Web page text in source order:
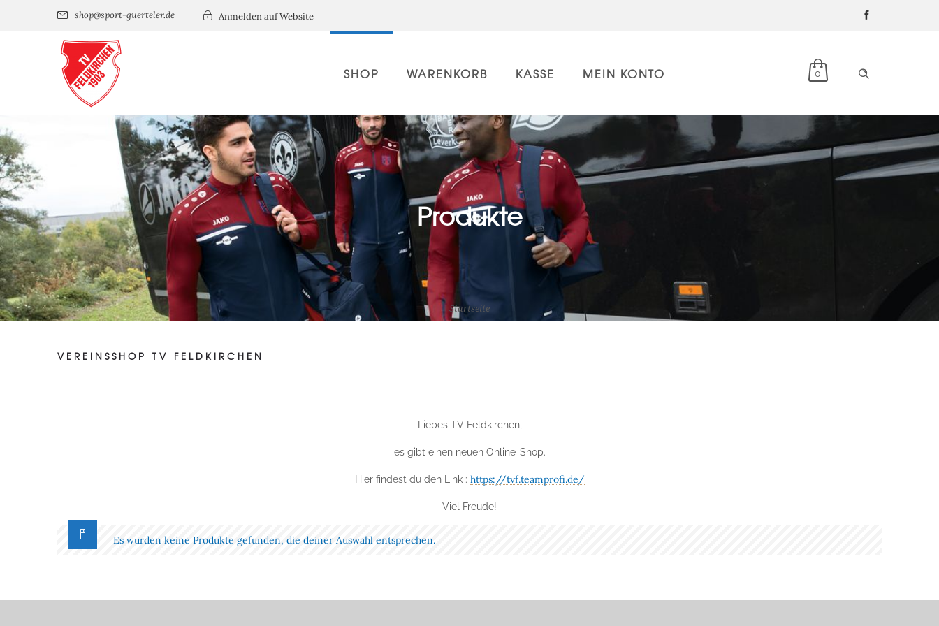
shop@sport-guerteler.de Anmelden auf Website
0
SHOP WARENKORB KASSE MEIN KONTO
Produkte
Startseite
VEREINSSHOP TV FELDKIRCHEN
Liebes TV Feldkirchen,
es gibt einen neuen Online-Shop.
Hier findest du den Link : https://tvf.teamprofi.de/
Viel Freude!
Es wurden keine Produkte gefunden, die deiner Auswahl entsprechen.